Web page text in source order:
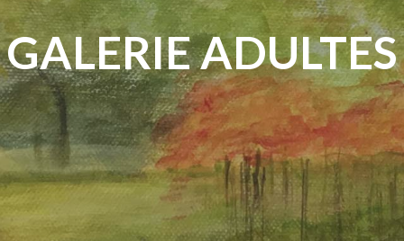
GALERIE ADULTES